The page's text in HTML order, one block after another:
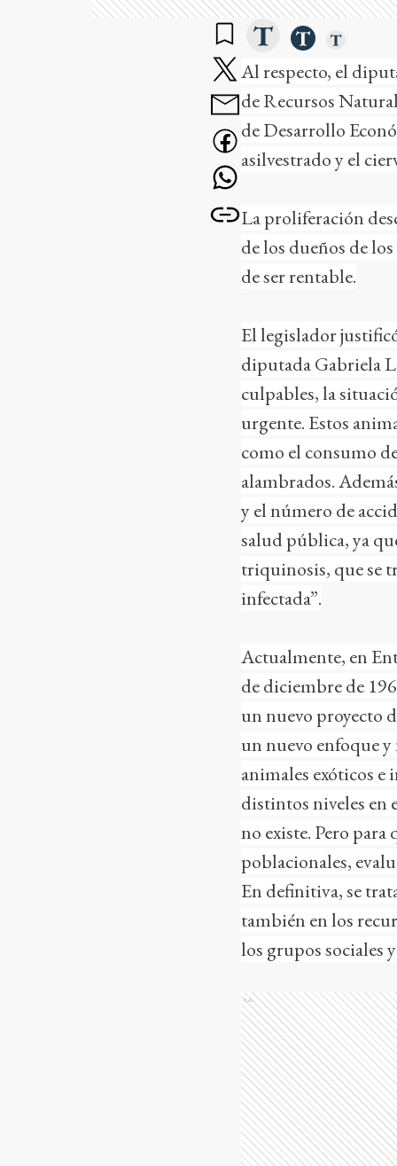
Al respecto, el
de Recursos
de Desarrollo
asilvestrado y el
La proliferación
de los dueños de
de ser rentable.
El legislador
diputada Gabriela
culpables, la
urgente. Estos
como el consumo
alambrados.
y el número de
salud pública, ya
triquinosis, que se
infectada”.
Actualmente, en
de diciembre de
un nuevo proyecto
un nuevo enfoque
animales exóticos
distintos niveles en
no existe. Pero para
poblacionales,
En definitiva, se
también en los
los grupos sociales
Ads